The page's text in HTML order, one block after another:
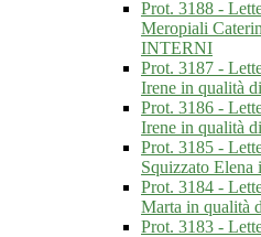
Prot. 3188 -
Meropiali
INTERNI
Prot. 3187 -
Irene in qualità
Prot. 3186 -
Irene in qualità
Prot. 3185 -
Squizzato
Prot. 3184 -
Marta in qualità
Prot. 3183 -